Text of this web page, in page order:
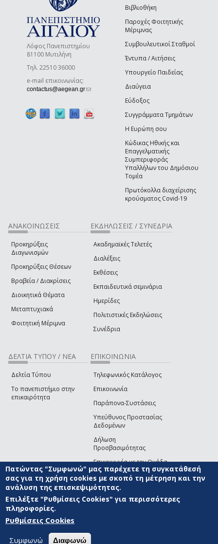
Λόφος Πανεπιστημίου
81100 Μυτιλήνη
Τηλ. 22510 36000
e-mail επικοινωνίας:
contactus@aegean.gr(link sends e-mail)
Βιβλιοθήκη
Παροχές Φοιτητικής
Μέριμνας
Συμβουλευτικοί Σταθμοί
Έντυπα / Αιτήσεις
Υπουργείο Παιδείας
Διαύγεια
Εύδοξος
Συγγράμματα Τμημάτων
Η Ευρώπη σου
Κώδικας Ηθικής και
Επαγγελματικής
Συμπεριφοράς
Υπαλλήλων του Δημόσιου
Τομέα
Πρωτόκολλα διαχείρισης
κρούσματος Covid-19
ΑΝΑΚΟΙΝΩΣΕΙΣ
Προκηρύξεις
Διαγωνισμών
Προκηρύξεις Θέσεων
Βραβεία / Διακρίσεις
Διοικητικά Θέματα
Μεταπτυχιακά
Φοιτητική Μέριμνα
ΕΚΔΗΛΩΣΕΙΣ / ΣΥΝΕΔΡΙΑ
Ακαδημαϊκές Τελετές
Διαλέξεις
Εκθέσεις
Εκπαιδευτικά σεμινάρια
Ημερίδες
Πολιτιστικές Εκδηλώσεις
Συνέδρια
ΔΕΛΤΙΑ ΤΥΠΟΥ / ΝΕΑ
Δελτία Τύπου
Το πανεπιστήμιο στην
επικαιρότητα
ΕΠΙΚΟΙΝΩΝΙΑ
Τηλεφωνικός Κατάλογος
Επικοινωνία
Παράπονα-Συστάσεις
Υπεύθυνος Προστασίας
Δεδομένων
Δήλωση
Προσβασιμότητας
Επικοινωνία με την Ομάδα
Ανάπτυξης του site(link sends e-mail)
© ΠΑΝΕΠΙΣΤΗΜΙΟ ΑΙΓΑΙΟΥ ΟΡΟΙ ΧΡΗΣΗΣ
ΑΝΑΠΤΥΞΗΣ
Πατώντας "Συμφωνώ" μας παρέχετε τη συγκατάθεσή
σας για τη χρήση cookies με σκοπό τη μέτρηση και την
ανάλυση της επισκεψιμότητας.
Επιλέξτε "Ρυθμίσεις Cookies" για περισσότερες
πληροφορίες.
Ρυθμίσεις Cookies
Συμφωνώ Διαφωνώ